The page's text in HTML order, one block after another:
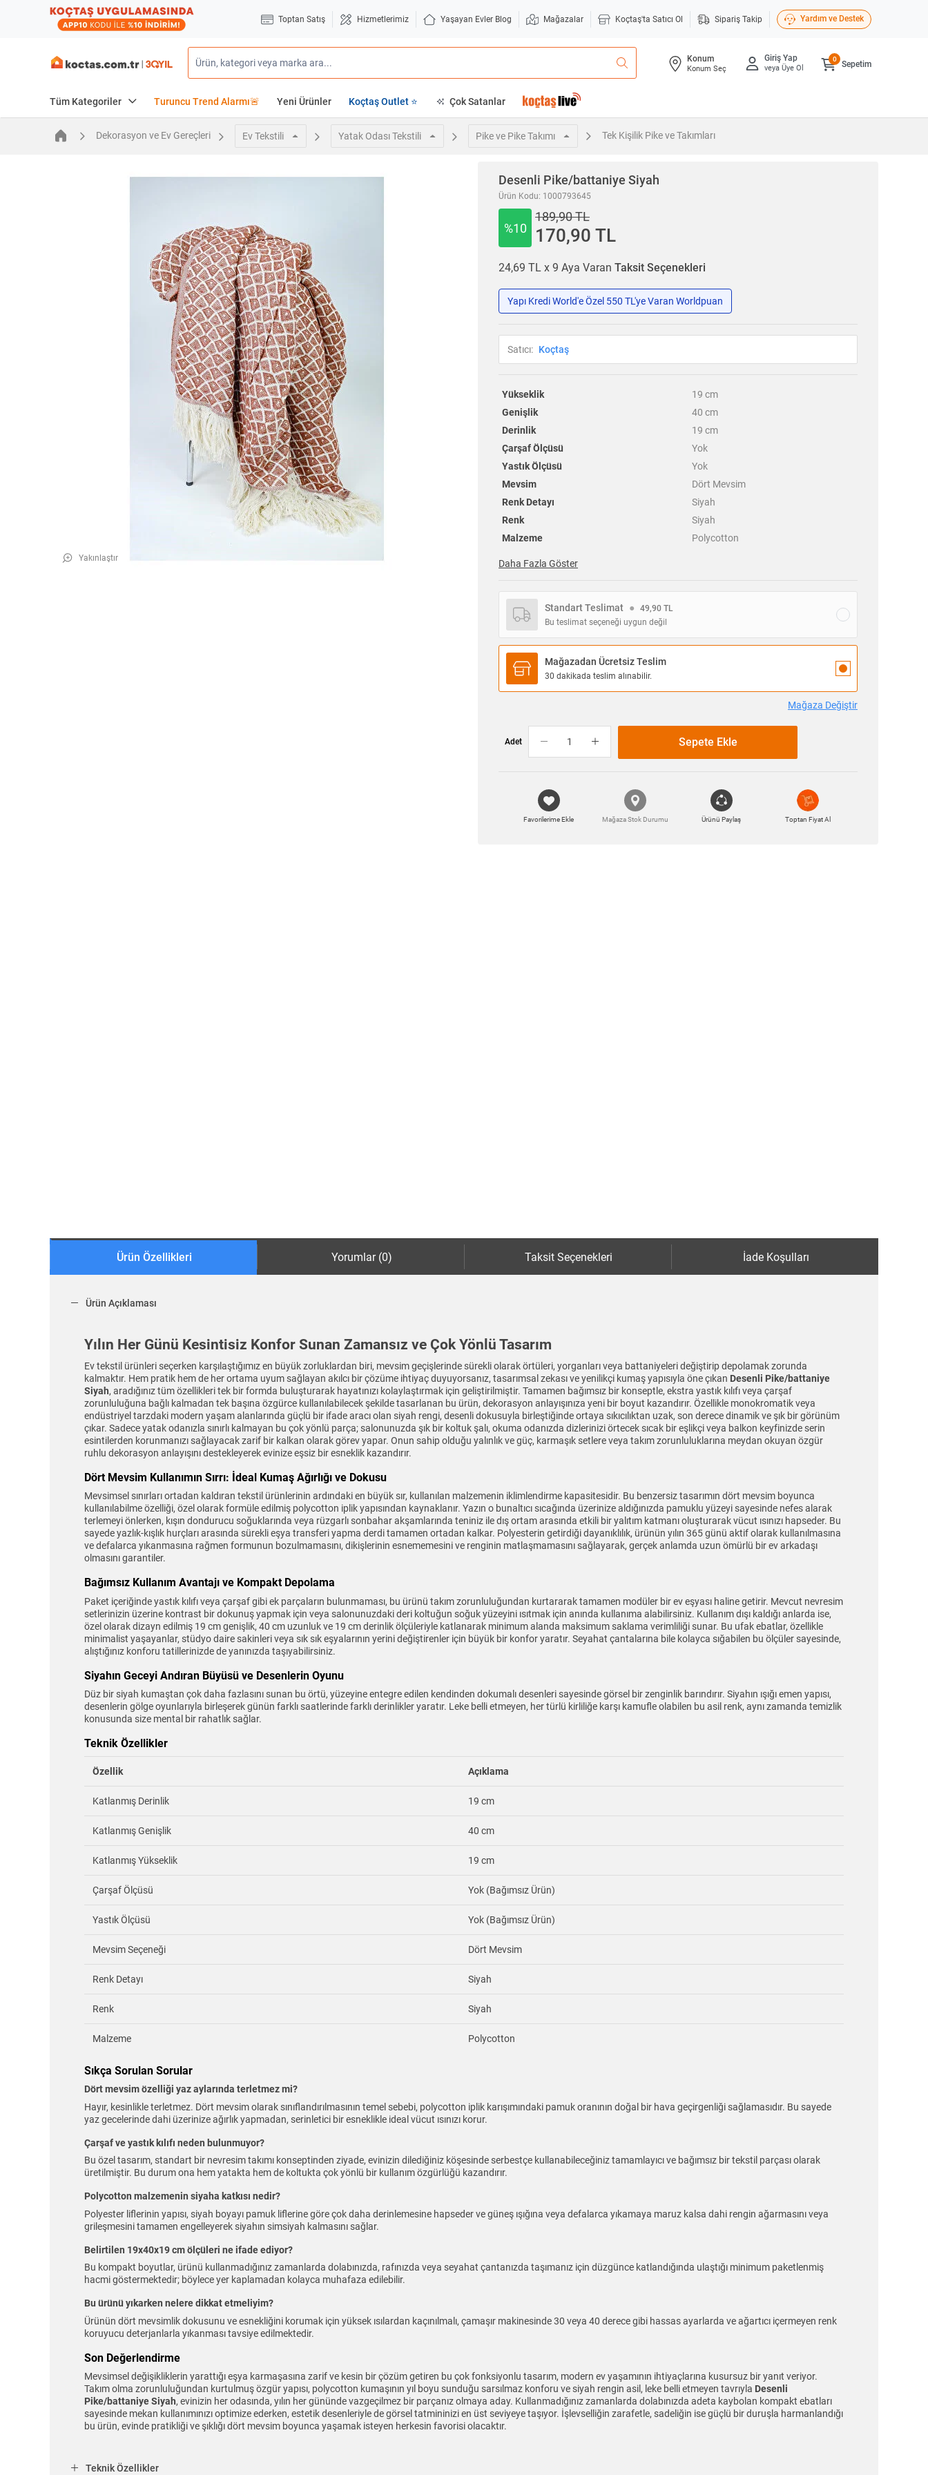
Toptan Satış Hizmetlerimiz Yaşayan Evler Blog Mağazalar Koçtaş'ta Satıcı Ol Sipariş Takip Yardım ve Destek
Konum
Konum Seç
Giriş Yap
veya Üye Ol Sepetim
0
Tüm Kategoriler Turuncu Trend Alarmı🚨 Yeni Ürünler Koçtaş Outlet ⭐ Çok Satanlar
Dekorasyon ve Ev Gereçleri Ev Tekstili Yatak Odası Tekstili Pike ve Pike Takımı Tek Kişilik Pike ve Takımları
Yakınlaştır
Desenli Pike/battaniye Siyah
Ürün Kodu: 1000793645
%10
189,90 TL
170,90 TL
24,69 TL x 9 Aya Varan Taksit Seçenekleri
Yapı Kredi World'e Özel 550 TL'ye Varan Worldpuan
Satıcı: Koçtaş
Yükseklik 19 cm
Genişlik
40 cm
Derinlik
19 cm
Çarşaf Ölçüsü
Yok
Yastık Ölçüsü
Yok
Mevsim
Dört Mevsim
Renk Detayı
Siyah
Renk
Siyah
Malzeme
Polycotton
Daha Fazla Göster
Standart Teslimat ●
49,90 TL
Bu teslimat seçeneği uygun değil
Mağazadan Ücretsiz Teslim
30 dakikada teslim alınabilir.
Mağaza Değiştir
Adet Sepete Ekle
Favorilerime Ekle Mağaza Stok Durumu Ürünü Paylaş Toptan Fiyat Al
Ürün Özellikleri Yorumlar (0) Taksit Seçenekleri İade Koşulları
Ürün Açıklaması
Yılın Her Günü Kesintisiz Konfor Sunan Zamansız ve Çok Yönlü Tasarım
Ev tekstil ürünleri seçerken karşılaştığımız en büyük zorluklardan biri, mevsim geçişlerinde sürekli olarak örtüleri, yorganları veya battaniyeleri değiştirip depolamak zorunda
kalmaktır. Hem pratik hem de her ortama uyum sağlayan akılcı bir çözüme ihtiyaç duyuyorsanız, tasarımsal zekası ve yenilikçi kumaş yapısıyla öne çıkan Desenli Pike/battaniye
Siyah, aradığınız tüm özellikleri tek bir formda buluşturarak hayatınızı kolaylaştırmak için geliştirilmiştir. Tamamen bağımsız bir konseptle, ekstra yastık kılıfı veya çarşaf
zorunluluğuna bağlı kalmadan tek başına özgürce kullanılabilecek şekilde tasarlanan bu ürün, dekorasyon anlayışınıza yeni bir boyut kazandırır. Özellikle monokromatik veya
endüstriyel tarzdaki modern yaşam alanlarında güçlü bir ifade aracı olan siyah rengi, desenli dokusuyla birleştiğinde ortaya sıkıcılıktan uzak, son derece dinamik ve şık bir görünüm
çıkar. Sadece yatak odanızla sınırlı kalmayan bu çok yönlü parça; salonunuzda şık bir koltuk şalı, okuma odanızda dizlerinizi örtecek sıcak bir eşlikçi veya balkon keyfinizde serin
esintilerden korunmanızı sağlayacak zarif bir kalkan olarak görev yapar. Onun sahip olduğu yalınlık ve güç, karmaşık setlere veya takım zorunluluklarına meydan okuyan özgür
ruhlu dekorasyon anlayışını destekleyerek evinize eşsiz bir esneklik kazandırır.
Dört Mevsim Kullanımın Sırrı: İdeal Kumaş Ağırlığı ve Dokusu
Mevsimsel sınırları ortadan kaldıran tekstil ürünlerinin ardındaki en büyük sır, kullanılan malzemenin iklimlendirme kapasitesidir. Bu benzersiz tasarımın dört mevsim boyunca
kullanılabilme özelliği, özel olarak formüle edilmiş polycotton iplik yapısından kaynaklanır. Yazın o bunaltıcı sıcağında üzerinize aldığınızda pamuklu yüzeyi sayesinde nefes alarak
terlemeyi önlerken, kışın dondurucu soğuklarında veya rüzgarlı sonbahar akşamlarında teniniz ile dış ortam arasında etkili bir yalıtım katmanı oluşturarak vücut ısınızı hapseder. Bu
sayede yazlık-kışlık hurçları arasında sürekli eşya transferi yapma derdi tamamen ortadan kalkar. Polyesterin getirdiği dayanıklılık, ürünün yılın 365 günü aktif olarak kullanılmasına
ve defalarca yıkanmasına rağmen formunun bozulmamasını, dikişlerinin esnememesini ve renginin matlaşmamasını sağlayarak, gerçek anlamda uzun ömürlü bir ev arkadaşı
olmasını garantiler.
Bağımsız Kullanım Avantajı ve Kompakt Depolama
Paket içeriğinde yastık kılıfı veya çarşaf gibi ek parçaların bulunmaması, bu ürünü takım zorunluluğundan kurtararak tamamen modüler bir ev eşyası haline getirir. Mevcut nevresim
setlerinizin üzerine kontrast bir dokunuş yapmak için veya salonunuzdaki deri koltuğun soğuk yüzeyini ısıtmak için anında kullanıma alabilirsiniz. Kullanım dışı kaldığı anlarda ise,
özel olarak dizayn edilmiş 19 cm genişlik, 40 cm uzunluk ve 19 cm derinlik ölçüleriyle katlanarak minimum alanda maksimum saklama verimliliği sunar. Bu ufak ebatlar, özellikle
minimalist yaşayanlar, stüdyo daire sakinleri veya sık sık eşyalarının yerini değiştirenler için büyük bir konfor yaratır. Seyahat çantalarına bile kolayca sığabilen bu ölçüler sayesinde,
alıştığınız konforu tatillerinizde de yanınızda taşıyabilirsiniz.
Siyahın Geceyi Andıran Büyüsü ve Desenlerin Oyunu
Düz bir siyah kumaştan çok daha fazlasını sunan bu örtü, yüzeyine entegre edilen kendinden dokumalı desenleri sayesinde görsel bir zenginlik barındırır. Siyahın ışığı emen yapısı,
desenlerin gölge oyunlarıyla birleşerek günün farklı saatlerinde farklı derinlikler yaratır. Leke belli etmeyen, her türlü kirliliğe karşı kamufle olabilen bu asil renk, aynı zamanda temizlik
konusunda size mental bir rahatlık sağlar.
Teknik Özellikler
Özellik Açıklama
Katlanmış Derinlik 19 cm
Katlanmış Genişlik 40 cm
Katlanmış Yükseklik 19 cm
Çarşaf Ölçüsü Yok (Bağımsız Ürün)
Yastık Ölçüsü Yok (Bağımsız Ürün)
Mevsim Seçeneği Dört Mevsim
Renk Detayı Siyah
Renk Siyah
Malzeme Polycotton
Sıkça Sorulan Sorular
Dört mevsim özelliği yaz aylarında terletmez mi?
Hayır, kesinlikle terletmez. Dört mevsim olarak sınıflandırılmasının temel sebebi, polycotton iplik karışımındaki pamuk oranının doğal bir hava geçirgenliği sağlamasıdır. Bu sayede
yaz gecelerinde dahi üzerinize ağırlık yapmadan, serinletici bir esneklikle ideal vücut ısınızı korur.
Çarşaf ve yastık kılıfı neden bulunmuyor?
Bu özel tasarım, standart bir nevresim takımı konseptinden ziyade, evinizin dilediğiniz köşesinde serbestçe kullanabileceğiniz tamamlayıcı ve bağımsız bir tekstil parçası olarak
üretilmiştir. Bu durum ona hem yatakta hem de koltukta çok yönlü bir kullanım özgürlüğü kazandırır.
Polycotton malzemenin siyaha katkısı nedir?
Polyester liflerinin yapısı, siyah boyayı pamuk liflerine göre çok daha derinlemesine hapseder ve güneş ışığına veya defalarca yıkamaya maruz kalsa dahi rengin ağarmasını veya
grileşmesini tamamen engelleyerek siyahın simsiyah kalmasını sağlar.
Belirtilen 19x40x19 cm ölçüleri ne ifade ediyor?
Bu kompakt boyutlar, ürünü kullanmadığınız zamanlarda dolabınızda, rafınızda veya seyahat çantanızda taşımanız için düzgünce katlandığında ulaştığı minimum paketlenmiş
hacmi göstermektedir; böylece yer kaplamadan kolayca muhafaza edilebilir.
Bu ürünü yıkarken nelere dikkat etmeliyim?
Ürünün dört mevsimlik dokusunu ve esnekliğini korumak için yüksek ısılardan kaçınılmalı, çamaşır makinesinde 30 veya 40 derece gibi hassas ayarlarda ve ağartıcı içermeyen renk
koruyucu deterjanlarla yıkanması tavsiye edilmektedir.
Son Değerlendirme
Mevsimsel değişikliklerin yarattığı eşya karmaşasına zarif ve kesin bir çözüm getiren bu çok fonksiyonlu tasarım, modern ev yaşamının ihtiyaçlarına kusursuz bir yanıt veriyor.
Takım olma zorunluluğundan kurtulmuş özgür yapısı, polycotton kumaşının yıl boyu sunduğu sarsılmaz konforu ve siyah rengin asil, leke belli etmeyen tavrıyla Desenli
Pike/battaniye Siyah, evinizin her odasında, yılın her gününde vazgeçilmez bir parçanız olmaya aday. Kullanmadığınız zamanlarda dolabınızda adeta kaybolan kompakt ebatları
sayesinde mekan kullanımınızı optimize ederken, estetik desenleriyle de görsel tatmininizi en üst seviyeye taşıyor. İşlevselliğin zarafetle, sadeliğin ise güçlü bir duruşla harmanlandığı
bu ürün, evinde pratikliği ve şıklığı dört mevsim boyunca yaşamak isteyen herkesin favorisi olacaktır.
Teknik Özellikler